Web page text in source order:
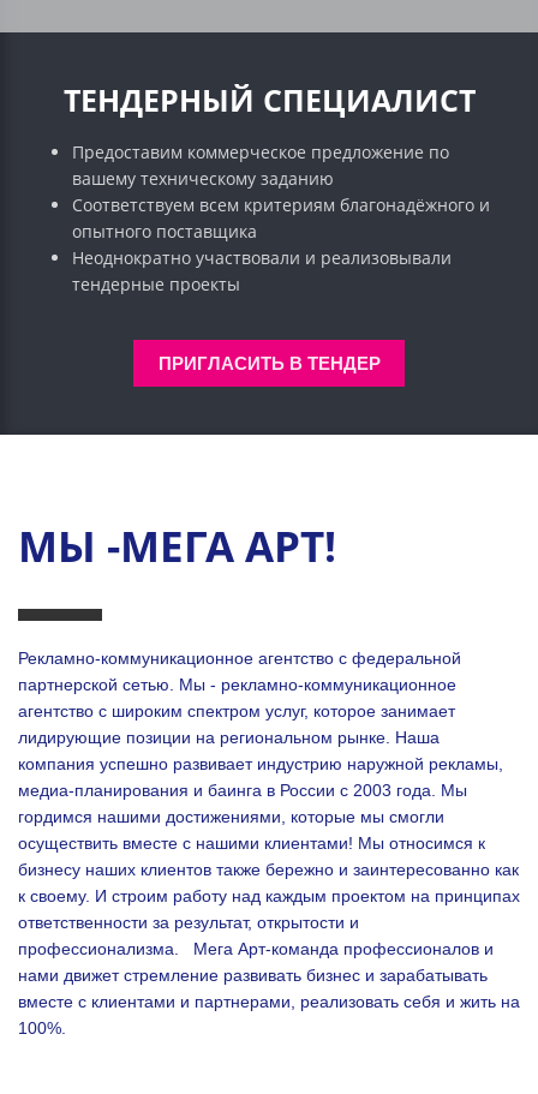
ТЕНДЕРНЫЙ СПЕЦИАЛИСТ
Предоставим коммерческое предложение по
вашему техническому заданию
Соответствуем всем критериям благонадёжного и
опытного поставщика
Неоднократно участвовали и реализовывали
тендерные проекты
ПРИГЛАСИТЬ В ТЕНДЕР
МЫ -МЕГА АРТ!
Рекламно-коммуникационное агентство с федеральной
партнерской сетью. Мы - рекламно-коммуникационное
агентство с широким спектром услуг, которое занимает
лидирующие позиции на региональном рынке. Наша
компания успешно развивает индустрию наружной рекламы,
медиа-планирования и баинга в России с 2003 года. Мы
гордимся нашими достижениями, которые мы смогли
осуществить вместе с нашими клиентами! Мы относимся к
бизнесу наших клиентов также бережно и заинтересованно как
к своему. И строим работу над каждым проектом на принципах
ответственности за результат, открытости и
профессионализма. Мега Арт-команда профессионалов и
нами движет стремление развивать бизнес и зарабатывать
вместе с клиентами и партнерами, реализовать себя и жить на
100%.